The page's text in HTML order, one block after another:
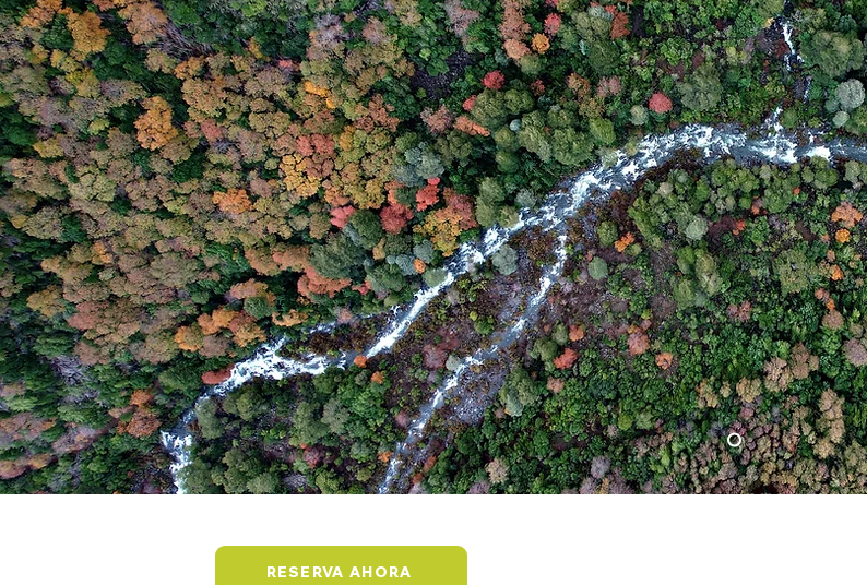
RESERVA AHORA